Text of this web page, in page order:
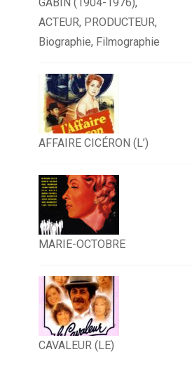
ACTEUR, PRODUCTEUR,
Biographie, Filmographie
AFFAIRE CICÉRON (L’)
MARIE-OCTOBRE
CAVALEUR (LE)